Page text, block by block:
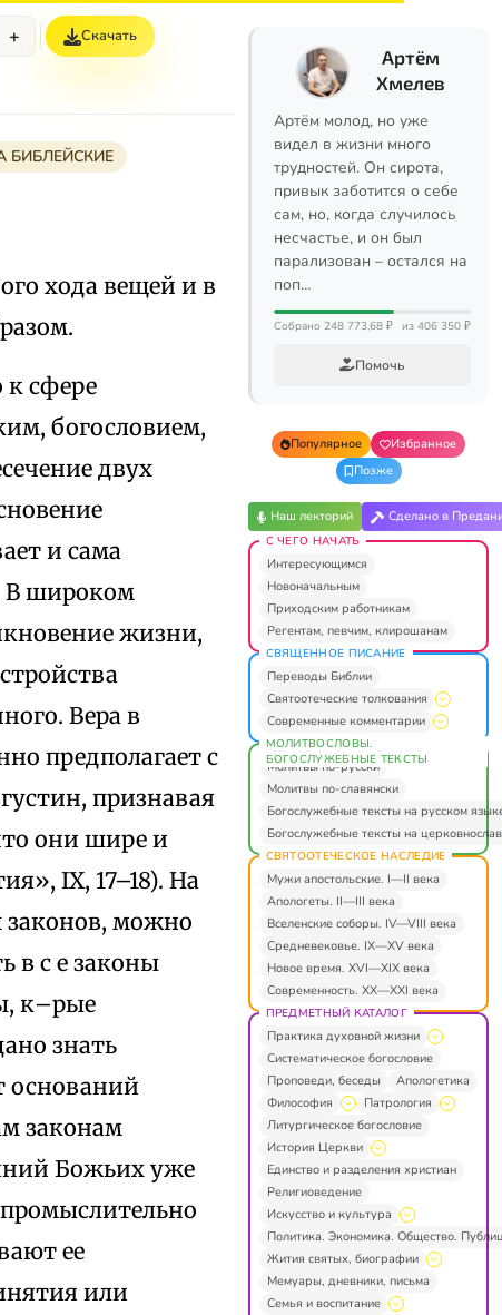
+ Скачать
БИБЛЕЙСКИЕ
хода вещей и в
к сфере
богословием,
двух
и сама
В широком
жизни,
Вера в
предполагает с
признавая
они шире и
IХ, 17–18). На
законов, можно
в с е законы
к–рые
знать
оснований
законам
Божьих yжe
ее
или
Артём
Хмелев
Артём молод, но уже
видел в жизни много
трудностей. Он сирота,
привык заботится о себе
сам, но, когда случилось
несчастье, и он был
парализован – остался на
поп…
Собрано 248 773,68 ₽ из 406 350 ₽
Помочь
Популярное
Избранное
Позже
Наш лекторий Сделано в
С ЧЕГО НАЧАТЬ
Интересующимся
Новоначальным
Приходским работникам
Регентам, певчим, клирошанам
СВЯЩЕННОЕ ПИСАНИЕ
Переводы Библии
Святоотеческие толкования
Современные комментарии
МОЛИТВОСЛОВЫ.
БОГОСЛУЖЕБНЫЕ ТЕКСТЫ
Молитвы по-русски
Молитвы по-славянски
Богослужебные тексты на русском
Богослужебные тексты на
СВЯТООТЕЧЕСКОЕ НАСЛЕДИЕ
Мужи апостольские. I—II века
Апологеты. II—III века
Вселенские соборы. IV—VIII века
Средневековье. IX—XV века
Новое время. XVI—XIX века
Современность. XX—XXI века
ПРЕДМЕТНЫЙ КАТАЛОГ
Практика духовной жизни
Систематическое богословие
Проповеди, беседы
Апологетика
Философия
Патрология
Литургическое богословие
История Церкви
Единство и разделения христиан
Религиоведение
Искусство и культура
Политика. Экономика. Общество.
Жития святых, биографии
Мемуары, дневники, письма
Семья и воспитание